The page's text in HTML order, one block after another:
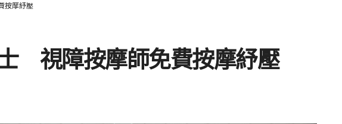
按摩紓壓
視障按摩師免費按摩紓壓